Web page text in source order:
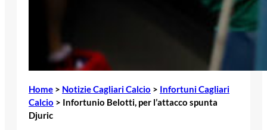
Home > Notizie Cagliari Calcio > Infortuni Cagliari
Calcio > Infortunio Belotti, per l’attacco spunta
Djuric